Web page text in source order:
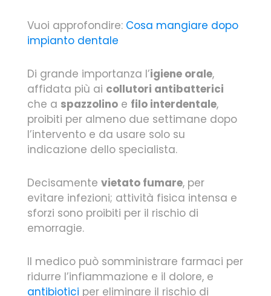
Vuoi approfondire: Cosa mangiare dopo
impianto dentale
Di grande importanza l’igiene orale,
affidata più ai collutori antibatterici
che a spazzolino e filo interdentale,
proibiti per almeno due settimane dopo
l’intervento e da usare solo su
indicazione dello specialista.
Decisamente vietato fumare, per
evitare infezioni; attività fisica intensa e
sforzi sono proibiti per il rischio di
emorragie.
Il medico può somministrare farmaci per
ridurre l’infiammazione e il dolore, e
antibiotici per eliminare il rischio di